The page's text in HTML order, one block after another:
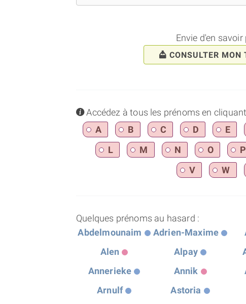
Envie d'en
CONSULTER MON
infoAccédez à tous les prénoms en
A
B C D E
L
M N O P
V
W
Quelques prénoms au hasard :
Abdelmounaim
Adrien-Maxime
Alen
Alpay
Annerieke
Annik
Arnulf
Astoria